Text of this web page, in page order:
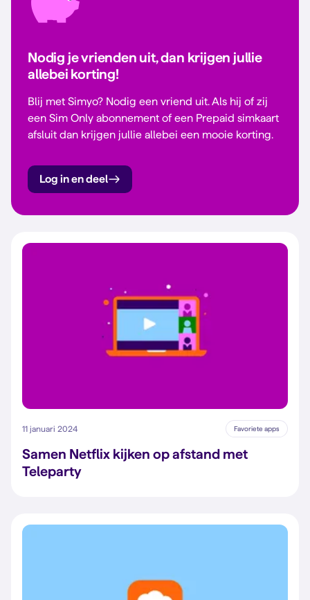
Nodig je vrienden uit, dan krijgen jullie
allebei korting!
Blij met Simyo? Nodig een vriend uit. Als hij of zij
een Sim Only abonnement of een Prepaid simkaart
afsluit dan krijgen jullie allebei een mooie korting.
Log in en deel
11 januari 2024 Favoriete apps
Samen Netflix kijken op afstand met
Teleparty